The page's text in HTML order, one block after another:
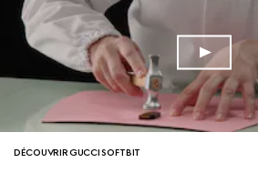
DÉCOUVRIR GUCCI SOFTBIT